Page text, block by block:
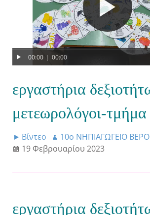
00:00 | 00:00
εργαστήρια
μετεωρολόγοι-τμήμα
Βίντεο
10ο ΝΗΠΙΑΓΩΓΕΙΟ
19 Φεβρουαρίου 2023
εργαστήρια